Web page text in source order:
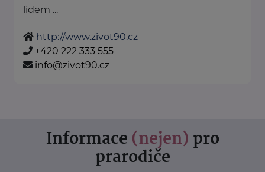
lidem ...
http://www.zivot90.cz
+420 222 333 555
info@zivot90.cz
Informace (nejen) pro
prarodiče